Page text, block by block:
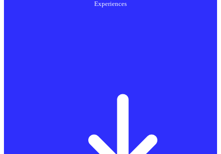
Experiences